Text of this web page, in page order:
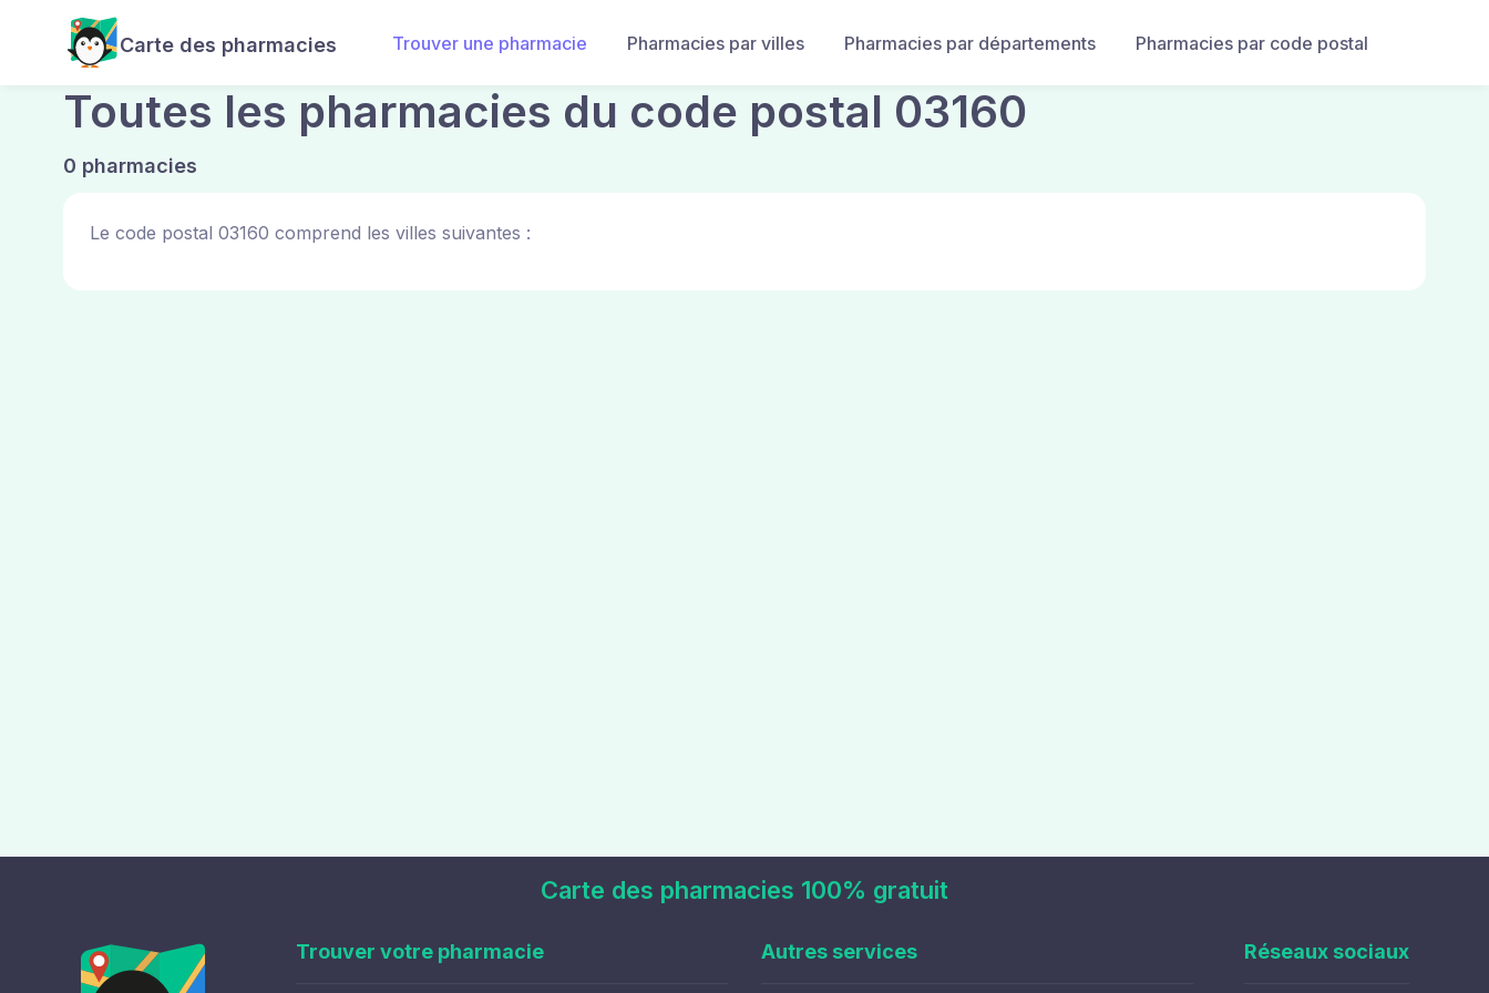
Carte des pharmacies Trouver une pharmacie Pharmacies par villes Pharmacies par départements Pharmacies par code postal
Toutes les pharmacies du code postal 03160
0 pharmacies
Le code postal 03160 comprend les villes suivantes :
Carte des pharmacies 100% gratuit
Trouver votre pharmacie Autres services Réseaux sociaux